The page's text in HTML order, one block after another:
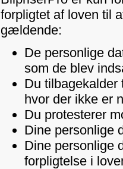
forpligtet af loven til
gældende:
De personlige
som de blev
Du tilbagekalder
hvor der ikke er
Du protesterer
Dine personlige
Dine personlige
forpligtelse i